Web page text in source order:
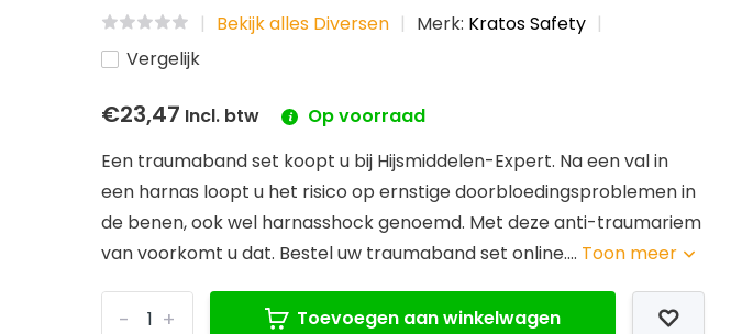
Bekijk alles Diversen Merk: Kratos Safety
Vergelijk
€23,47 Incl. btw
Op voorraad
Een traumaband set koopt u bij Hijsmiddelen-Expert. Na een val in
een harnas loopt u het risico op ernstige doorbloedingsproblemen in
de benen, ook wel harnasshock genoemd. Met deze anti-traumariem
van voorkomt u dat. Bestel uw traumaband set online.... Toon meer
+
- Toevoegen aan winkelwagen